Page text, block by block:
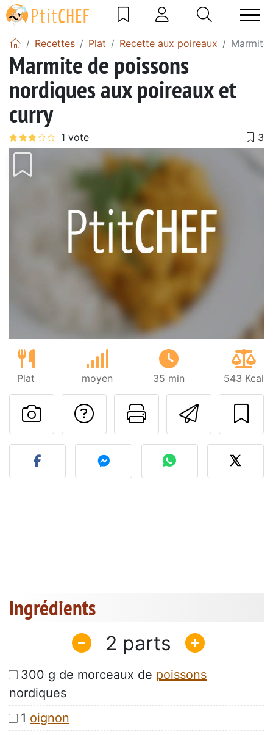
Recettes Plat Recette aux poireaux Marmite
Marmite de poissons
nordiques aux poireaux et
curry
Plat moyen 35 min 543 Kcal
Imprimer
Poser une
Publier votre photo de
Ingrédients
2
300 g de morceaux de poissons
nordiques
1 oignon